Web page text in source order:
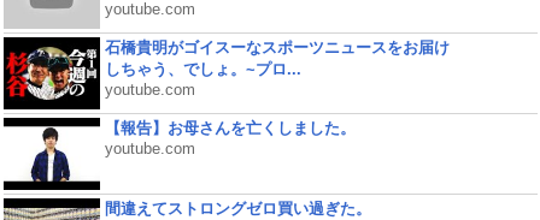
youtube.com
石橋貴明がゴイスーなスポーツニュースをお届け
しちゃう、でしょ。~プロ...
youtube.com
【報告】お母さんを亡くしました。
youtube.com
間違えてストロングゼロ買い過ぎた。